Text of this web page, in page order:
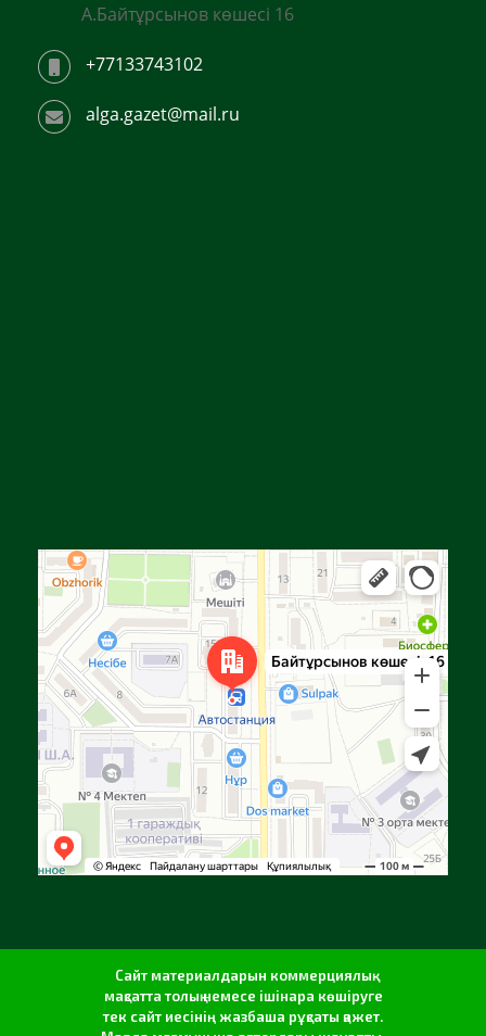
А.Байтұрсынов көшесі 16
+77133743102
alga.gazet@mail.ru
Яндекс Карталар — көлік, навигация, орындарды іздеу
Сайт материалдарын коммерциялық
мақсатта толық немесе ішінара көшіруге
тек сайт иесінің жазбаша рұқсаты қажет.